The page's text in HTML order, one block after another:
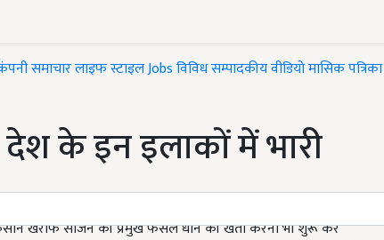
समाचारलाइफ स्टाइलJobsविविधसम्पादकीयवीडियोमासिक पत्रिका
के इन इलाकों में भारी
खरीफ सीजन की प्रमुख फसल धान की खेती करना भी शुरू कर